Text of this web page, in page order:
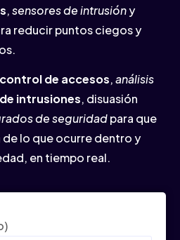
,sensores de intrusióny
reducir puntos ciegos y
control de accesos,análisis
intrusiones, disuasión
de seguridadpara que
de lo que ocurre dentro y
en tiempo real.